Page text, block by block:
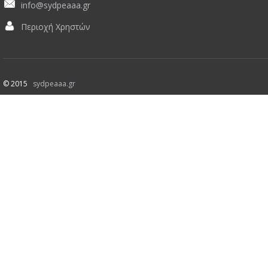
info@sydpeaaa.gr
Περιοχή Χρηστών
© 2015 sydpeaaa.gr